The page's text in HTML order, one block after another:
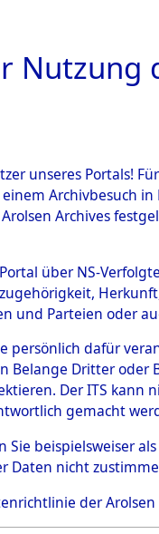
Nutzung
unseres Portals!
Archivbesuch
Archives
über NS-
und Parteien oder
persönlich dafür
Belange Dritter
Der ITS
gemacht
Sie beispielsweiser
Daten nicht
der Arolsen